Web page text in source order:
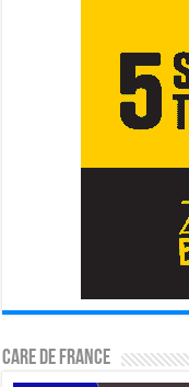
CARE DE FRANCE